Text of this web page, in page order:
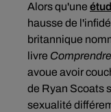
Alors qu'une
hausse de
britannique
livre
avoue avoir
de Ryan Scoats
sexualité